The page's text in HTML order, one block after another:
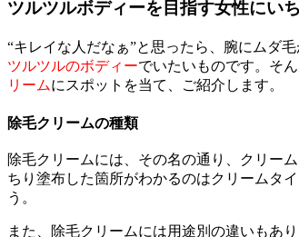
ツルツルボディーを目指す女性にい
“キレイな人だなぁ”と思ったら、腕にムダ
ツルツルのボディーでいたいものです。そ
リームにスポットを当て、ご紹介します。
除毛クリームの種類
除毛クリームには、その名の通り、クリー
ちり塗布した箇所がわかるのはクリームタ
う。
また、除毛クリームには用途別の違いもあり